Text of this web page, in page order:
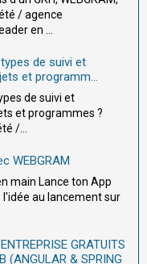
/ agence
en ...
de suivi et
et programm...
de suivi et
et programmes ?
/...
WEBGRAM
main Lance ton App
l'idée au lancement sur
GRATUITS
(ANGULAR & SPRING